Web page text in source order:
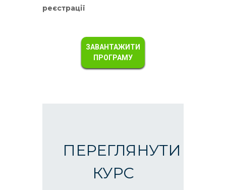
реєстрації
ЗАВАНТАЖИТИ
ПРОГРАМУ
ПЕРЕГЛЯНУТИ
КУРС